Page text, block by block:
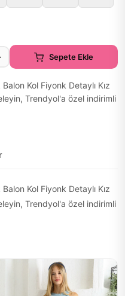
Sepete Ekle
Kol Fiyonk Detaylı Kız
Trendyol'a özel indirimli
Kol Fiyonk Detaylı Kız
Trendyol'a özel indirimli